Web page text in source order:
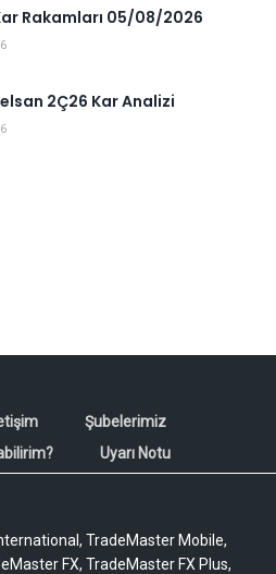
Rakamları 05/08/2026
2Ç26 Kar Analizi
Şubelerimiz
Uyarı Notu
TradeMaster Mobile,
FX, TradeMaster FX Plus,